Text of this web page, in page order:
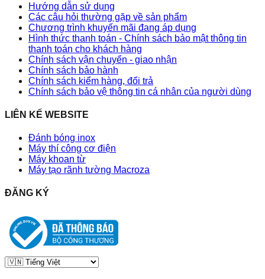
Hướng dẫn sử dụng
Các câu hỏi thường gặp về sản phẩm
Chương trình khuyến mãi đang áp dụng
Hình thức thanh toán - Chính sách bảo mật thông tin
thanh toán cho khách hàng
Chính sách vận chuyển - giao nhận
Chính sách bảo hành
Chính sách kiểm hàng, đổi trả
Chính sách bảo vệ thông tin cá nhân của người dùng
LIÊN KẾ WEBSITE
Đánh bóng inox
Máy thí công cơ điện
Máy khoan từ
Máy tạo rãnh tường Macroza
ĐĂNG KÝ